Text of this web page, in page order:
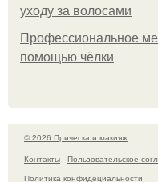
уходу за волосами
Профессиональное
помощью чёлки
© 2026 Прическа и макияж
Контакты
Пользовательское
Политика конфидециальности